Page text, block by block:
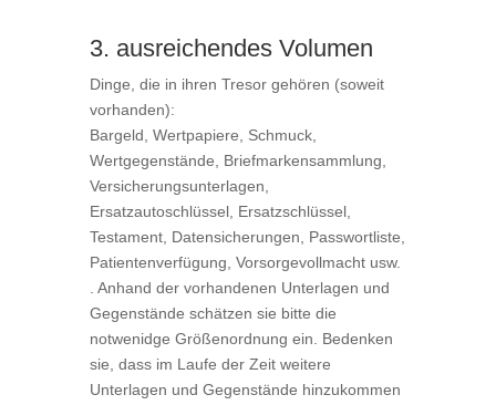
3. ausreichendes Volumen
Dinge, die in ihren Tresor gehören (soweit
vorhanden):
Bargeld, Wertpapiere, Schmuck,
Wertgegenstände, Briefmarkensammlung,
Versicherungsunterlagen,
Ersatzautoschlüssel, Ersatzschlüssel,
Testament, Datensicherungen, Passwortliste,
Patientenverfügung, Vorsorgevollmacht usw.
. Anhand der vorhandenen Unterlagen und
Gegenstände schätzen sie bitte die
notwenidge Größenordnung ein. Bedenken
sie, dass im Laufe der Zeit weitere
Unterlagen und Gegenstände hinzukommen